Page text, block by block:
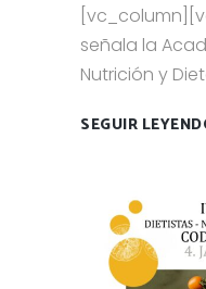
señala la
Nutrición y
SEGUIR